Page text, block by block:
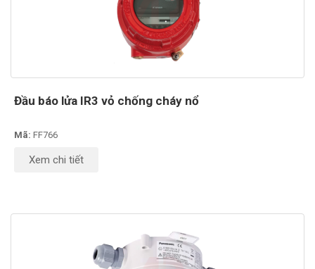
Đầu báo lửa IR3 vỏ chống cháy nổ
Mã: FF766
Xem chi tiết